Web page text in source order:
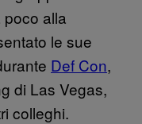
alla
le sue
Def Con,
di Las Vegas,
colleghi.